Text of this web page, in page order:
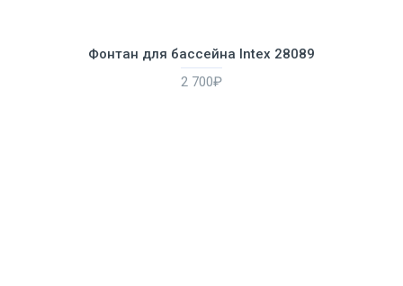
Фонтан для бассейна Intex 28089
2 700₽